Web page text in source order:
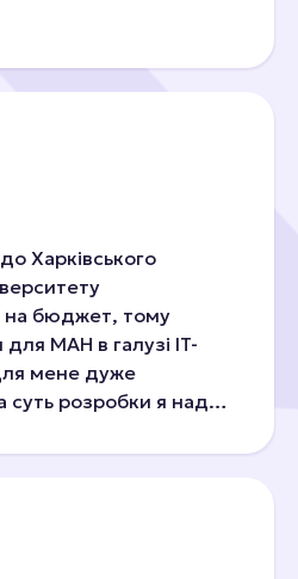
Харківського
на бюджет, тому
МАН в галузі IT-
мене дуже
розробки я надав
годиться!